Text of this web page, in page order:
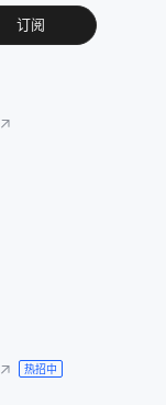
订阅
热招中